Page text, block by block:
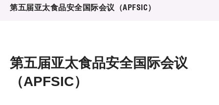
第五届亚太食品安全国际会议（APFSIC）
第五届亚太食品安全国际会议
（APFSIC）